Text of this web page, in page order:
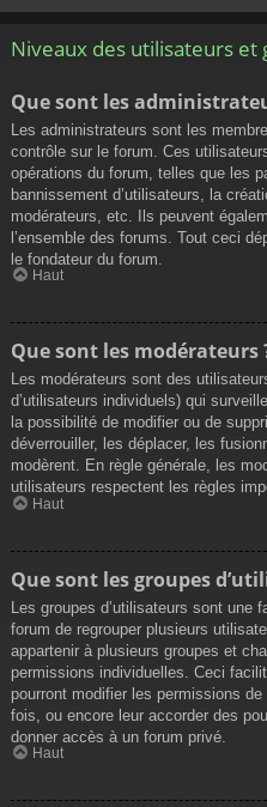
Niveaux des utilisateurs et
Que sont les
Les administrateurs sont les
contrôle sur le forum. Ces
opérations du forum, telles que les
bannissement d’utilisateurs, la
modérateurs, etc. Ils peuvent
l’ensemble des forums. Tout ceci
le fondateur du forum.
Haut
Que sont les modérateurs
Les modérateurs sont des
d’utilisateurs individuels) qui
la possibilité de modifier ou de
déverrouiller, les déplacer, les
modèrent. En règle générale, les
utilisateurs respectent les règles
Haut
Que sont les groupes
Les groupes d’utilisateurs sont
forum de regrouper plusieurs
appartenir à plusieurs groupes et
permissions individuelles. Ceci
pourront modifier les permissions
fois, ou encore leur accorder des
donner accès à un forum privé.
Haut